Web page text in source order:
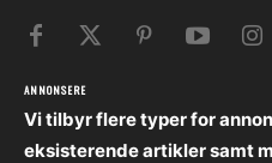
ANNONSERE
Vi tilbyr flere typer for
eksisterende artikler samt